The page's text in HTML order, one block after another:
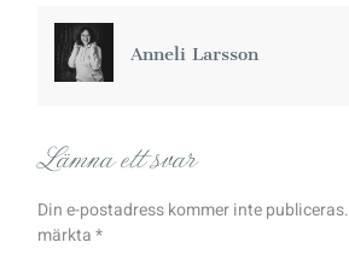
Anneli Larsson
Lämna ett svar
Din e-postadress kommer inte publiceras.
märkta*